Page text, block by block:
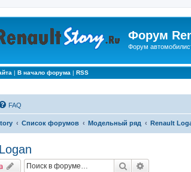
Форум
Форум
| В начало форума | RSS
FAQ
Список форумов Модельный ряд Renault
Поиск